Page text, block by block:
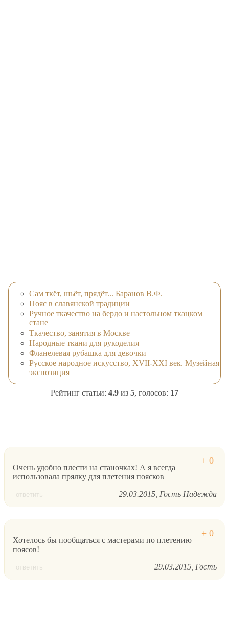
Сам ткёт, шьёт, прядёт... Баранов В.Ф.
Пояс в славянской традиции
Ручное ткачество на бердо и настольном ткацком
стане
Ткачество, занятия в Москве
Народные ткани для рукоделия
Фланелевая рубашка для девочки
Русское народное искусство, XVII-XXI век. Музейная
экспозиция
Рейтинг статьи: 4.9 из 5, голосов: 17
Очень удобно плести на станочках! А я всегда
использовала прялку для плетения поясков
ответить 29.03.2015 Гость Надежда
Хотелось бы пообщаться с мастерами по плетению
поясов!
ответить 29.03.2015 Гость